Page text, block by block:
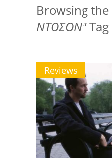
Browsing the
ΝΤΟΣΟΝ"Tag
Reviews